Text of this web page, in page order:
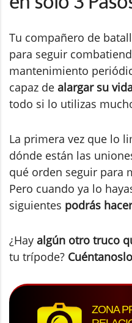
La primera vez que lo
dónde están las
qué orden seguir para
Pero cuando ya lo
¿Hayalgún otro truco
tu trípode?Cuéntanoslo